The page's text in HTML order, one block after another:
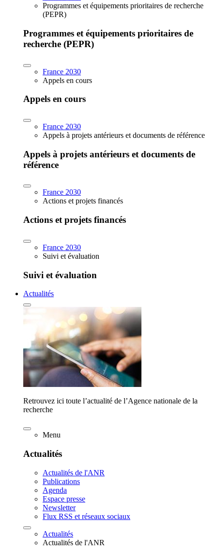
Programmes et équipements prioritaires de recherche
(PEPR)
Programmes et équipements prioritaires de
recherche (PEPR)
France 2030
Appels en cours
Appels en cours
France 2030
Appels à projets antérieurs et documents de référence
Appels à projets antérieurs et documents de
référence
France 2030
Actions et projets financés
Actions et projets financés
France 2030
Suivi et évaluation
Suivi et évaluation
Actualités
Retrouvez ici toute l’actualité de l’Agence nationale de la
recherche
Menu
Actualités
Actualités de l'ANR
Publications
Agenda
Espace presse
Newsletter
Flux RSS et réseaux sociaux
Actualités
Actualités de l'ANR